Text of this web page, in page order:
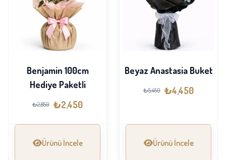
Benjamin 100cm
Hediye Paketli
₺2,850 ₺2,450
Ürünü İncele
Beyaz Anastasia Buket
₺5,450 ₺4,450
Ürünü İncele